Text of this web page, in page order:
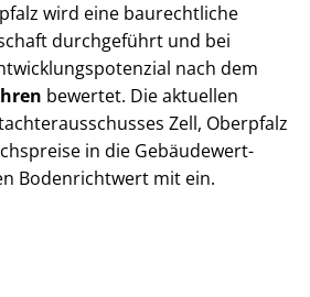
wird eine baurechtliche
durchgeführt und bei
nach dem
bewertet. Die aktuellen
Zell, Oberpfalz
in die Ge­bäu­de­wert­
Bodenrichtwert mit ein.